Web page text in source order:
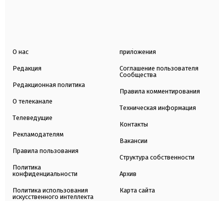
О нас
Редакция
Редакционная политика
О телеканале
Телеведущие
Рекламодателям
Правила пользования
Политика
конфиденциальности
Политика использования
искусственного интеллекта
приложения
Соглашение пользователя
Сообщества
Правила комментирования
Техническая информация
Контакты
Вакансии
Структура собственности
Архив
Карта сайта